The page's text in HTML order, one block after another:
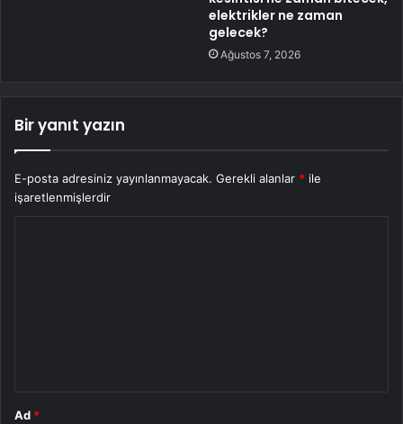
elektrikler ne zaman
gelecek?
Ağustos 7, 2026
Bir yanıt yazın
E-posta adresiniz yayınlanmayacak. Gerekli alanlar * ile
işaretlenmişlerdir
Ad *